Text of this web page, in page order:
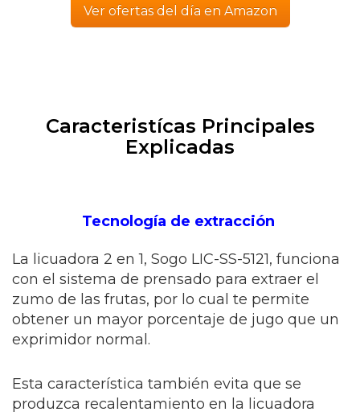
Ver ofertas del día en Amazon
Caracteristícas Principales
Explicadas
Tecnología de extracción
La licuadora 2 en 1, Sogo LIC-SS-5121, funciona
con el sistema de prensado para extraer el
zumo de las frutas, por lo cual te permite
obtener un mayor porcentaje de jugo que un
exprimidor normal.
Esta característica también evita que se
produzca recalentamiento en la licuadora